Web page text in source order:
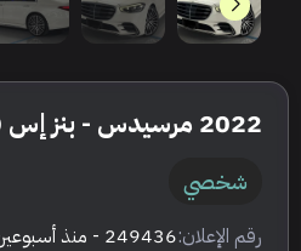
2022 مرسيدس - بنز إس 500 أي إم جي
شخصي
رقم الإعلان:249436 - منذ